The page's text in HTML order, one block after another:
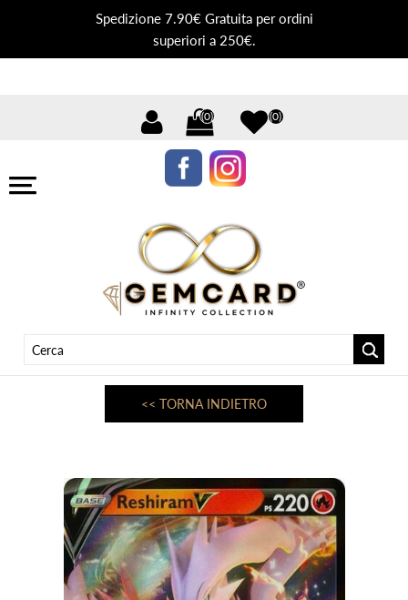
Spedizione 7.90€ Gratuita per ordini
superiori a 250€.
(0) (0)
<< TORNA INDIETRO